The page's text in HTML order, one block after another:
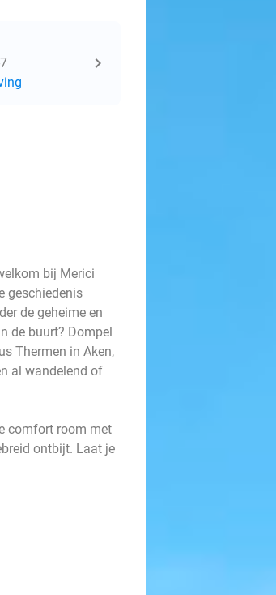
bij Merici
geschiedenis
de geheime en
de buurt? Dompel
Thermen in Aken,
al wandelend of
comfort room met
ontbijt. Laat je